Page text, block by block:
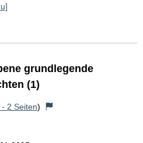
grundlegende
(1)
- 2 Seiten)